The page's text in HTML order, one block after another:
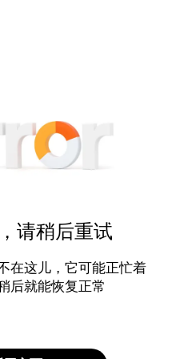
请稍后重试
在这儿，它可能正忙着
后就能恢复正常